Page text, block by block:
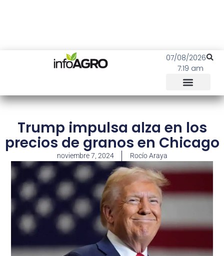
07/08/2026
7:19 am
Trump impulsa alza en los
precios de granos en Chicago
noviembre 7, 2024 Rocío Araya